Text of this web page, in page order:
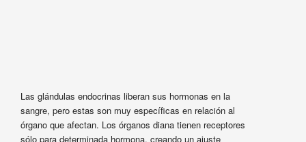
Las glándulas endocrinas liberan sus hormonas en la
sangre, pero estas son muy específicas en relación al
órgano que afectan. Los órganos diana tienen receptores
sólo para determinada hormona, creando un ajuste